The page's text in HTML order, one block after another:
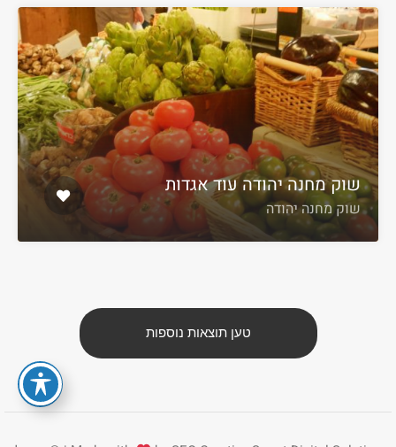
שוק מחנה יהודה עוד אגדות
שוק מחנה יהודה
טען תוצאות נוספות